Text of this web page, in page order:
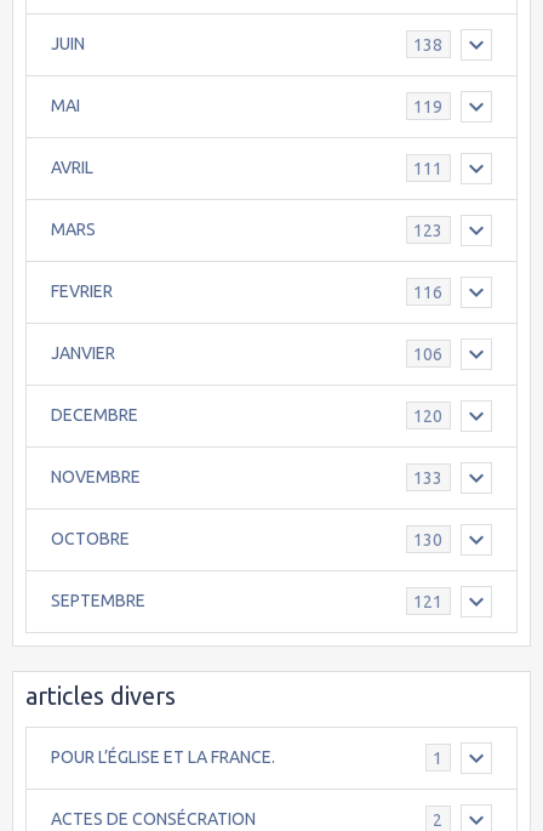
JUIN 138
MAI 119
AVRIL 111
MARS 123
FEVRIER 116
JANVIER 106
DECEMBRE 120
NOVEMBRE 133
OCTOBRE 130
SEPTEMBRE 121
articles divers
POUR L’ÉGLISE ET LA FRANCE. 1
ACTES DE CONSÉCRATION 2